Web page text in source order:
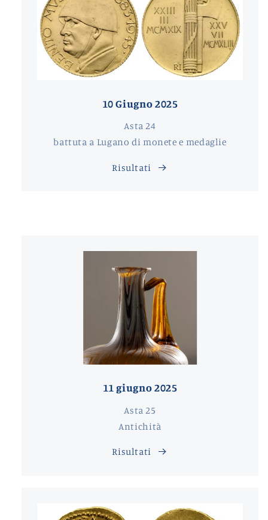
10 Giugno 2025
Asta 24
battuta a Lugano di monete e medaglie
Risultati
11 giugno 2025
Asta 25
Antichità
Risultati